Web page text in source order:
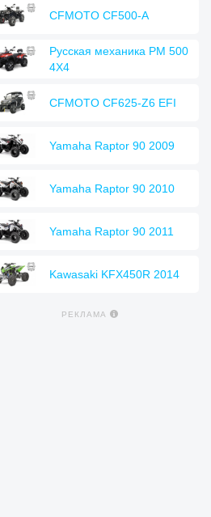
CFMOTO CF500-A
Русская механика РМ 500
4Х4
CFMOTO CF625-Z6 EFI
Yamaha Raptor 90 2009
Yamaha Raptor 90 2010
Yamaha Raptor 90 2011
Kawasaki KFX450R 2014
РЕКЛАМА